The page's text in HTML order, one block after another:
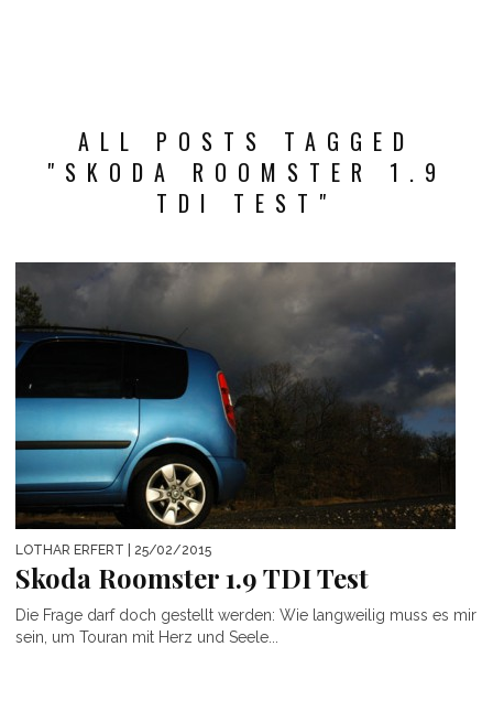
ALL POSTS TAGGED
"SKODA ROOMSTER 1.9
TDI TEST"
LOTHAR ERFERT | 25/02/2015
Skoda Roomster 1.9 TDI Test
Die Frage darf doch gestellt werden: Wie langweilig muss es mir
sein, um Touran mit Herz und Seele...